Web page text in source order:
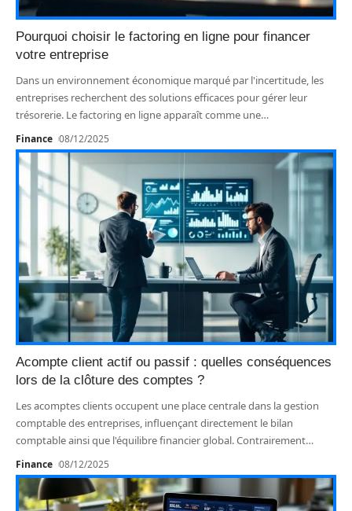
Pourquoi choisir le factoring en ligne pour financer
votre entreprise
Dans un environnement économique marqué par l'incertitude, les
entreprises recherchent des solutions efficaces pour gérer leur
trésorerie. Le factoring en ligne apparaît comme une…
Finance 08/12/2025
Acompte client actif ou passif : quelles conséquences
lors de la clôture des comptes ?
Les acomptes clients occupent une place centrale dans la gestion
comptable des entreprises, influençant directement le bilan
comptable ainsi que l'équilibre financier global. Contrairement…
Finance 08/12/2025